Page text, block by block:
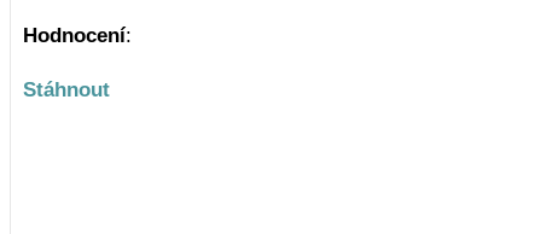
Hodnocení:
Stáhnout